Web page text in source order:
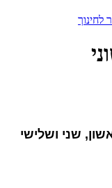
לחינוך
שני ושלישי